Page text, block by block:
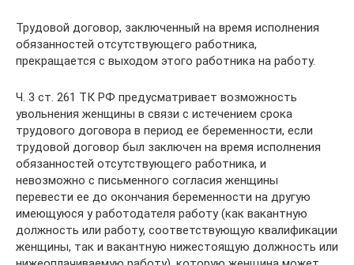
Трудовой договор, заключенный на время исполнения
обязанностей отсутствующего работника,
прекращается с выходом этого работника на работу.
Ч. 3 ст. 261 ТК РФ предусматривает возможность
увольнения женщины в связи с истечением срока
трудового договора в период ее беременности, если
трудовой договор был заключен на время исполнения
обязанностей отсутствующего работника, и
невозможно с письменного согласия женщины
перевести ее до окончания беременности на другую
имеющуюся у работодателя работу (как вакантную
должность или работу, соответствующую квалификации
женщины, так и вакантную нижестоящую должность или